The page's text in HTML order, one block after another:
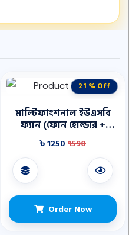
21 % Off
মাল্টিফাংশনাল ইউএসবি
ফ্যান (ফোন হোল্ডার +
পাওয়ার ব্যাংক)
৳ 1250 1590
Order Now